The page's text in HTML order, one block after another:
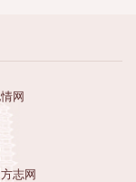
网
志网